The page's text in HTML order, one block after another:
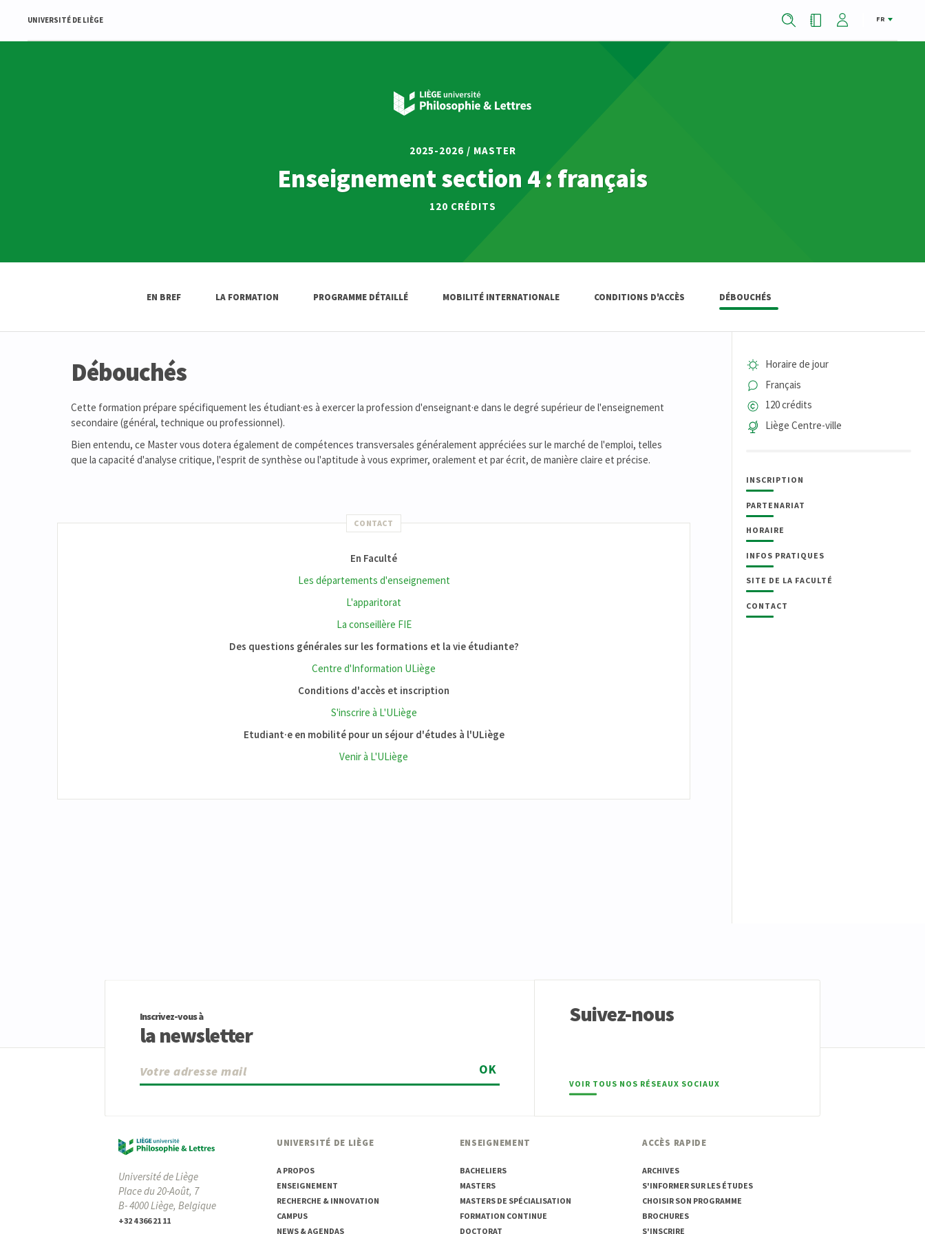
UNIVERSITÉ DE LIÈGE FR
2025-2026 / MASTER
Enseignement section 4 : français
120 CRÉDITS
EN BREF LA FORMATION PROGRAMME DÉTAILLÉ MOBILITÉ INTERNATIONALE CONDITIONS D'ACCÈS DÉBOUCHÉS
Horaire de jour
Français
120 crédits
Liège Centre-ville
INSCRIPTION
PARTENARIAT
HORAIRE
INFOS PRATIQUES
SITE DE LA FACULTÉ
CONTACT
Débouchés
Cette formation prépare spécifiquement les étudiant·es à exercer la profession d'enseignant·e dans le degré supérieur de l'enseignement
secondaire (général, technique ou professionnel).
Bien entendu, ce Master vous dotera également de compétences transversales généralement appréciées sur le marché de l'emploi, telles
que la capacité d'analyse critique, l'esprit de synthèse ou l'aptitude à vous exprimer, oralement et par écrit, de manière claire et précise.
CONTACT
En Faculté
Les départements d'enseignement
L'apparitorat
La conseillère FIE
Des questions générales sur les formations et la vie étudiante?
Centre d'Information ULiège
Conditions d'accès et inscription
S'inscrire à L'ULiège
Etudiant·e en mobilité pour un séjour d'études à l'ULiège
Venir à L'ULiège
Inscrivez-vous à
la newsletter
OK
Suivez-nous
VOIR TOUS NOS RÉSEAUX SOCIAUX
Université de Liège
Place du 20-Août, 7
B- 4000 Liège, Belgique
+32 4 366 21 11
UNIVERSITÉ DE LIÈGE
A PROPOS
ENSEIGNEMENT
RECHERCHE & INNOVATION
CAMPUS
NEWS & AGENDAS
ENSEIGNEMENT
BACHELIERS
MASTERS
MASTERS DE SPÉCIALISATION
FORMATION CONTINUE
DOCTORAT
ACCÈS RAPIDE
ARCHIVES
S'INFORMER SUR LES ÉTUDES
CHOISIR SON PROGRAMME
BROCHURES
S'INSCRIRE